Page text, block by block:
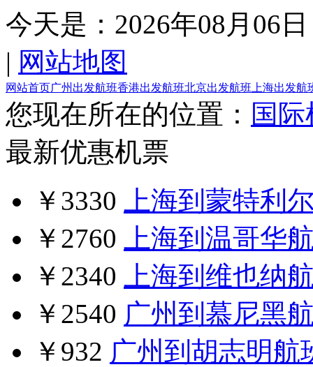
今天是： 2026年08月06日
| 网站地图
网站首页广州出发航班香港出发航班北京出发航班 上海出发航
您现在所在的位置： 国
最新优惠机票
￥3330
上海到蒙特利
￥2760
上海到温哥华
￥2340
上海到维也纳
￥2540 广州到慕尼黑
￥932 广州到胡志明航